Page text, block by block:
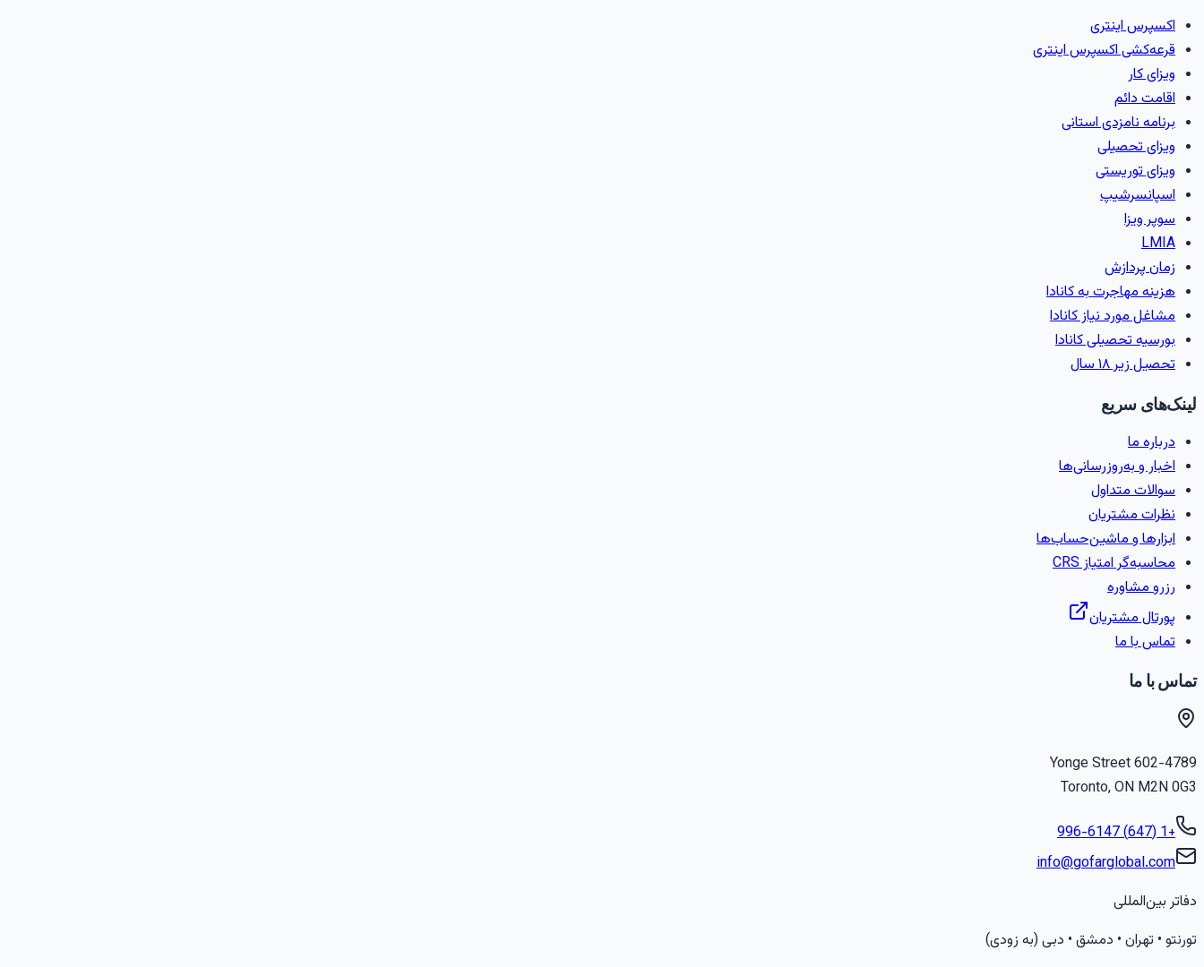
اکسپرس اینتری
قرعه‌کشی اکسپرس اینتری
ویزای کار
اقامت دائم
برنامه نامزدی استانی
ویزای تحصیلی
ویزای توریستی
اسپانسرشیپ
سوپر ویزا
LMIA
زمان پردازش
هزینه مهاجرت به کانادا
مشاغل مورد نیاز کانادا
بورسیه تحصیلی کانادا
تحصیل زیر ۱۸ سال
لینک‌های سریع
درباره ما
اخبار و به‌روزرسانی‌ها
سوالات متداول
نظرات مشتریان
ابزارها و ماشین‌حساب‌ها
محاسبه‌گر امتیاز CRS
رزرو مشاوره
پورتال مشتریان
تماس با ما
تماس با ما
602-4789 Yonge Street
Toronto,ON M2N 0G3
+1 (647) 996-6147
info@gofarglobal.com
دفاتر بین‌المللی
تورنتو • تهران • دمشق • دبی (به زودی)